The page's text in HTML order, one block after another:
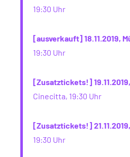
19:30 Uhr
[ausverkauft] 18.11.2019,
19:30 Uhr
[Zusatztickets!]
Cinecitta, 19:30 Uhr
[Zusatztickets!]
19:30 Uhr